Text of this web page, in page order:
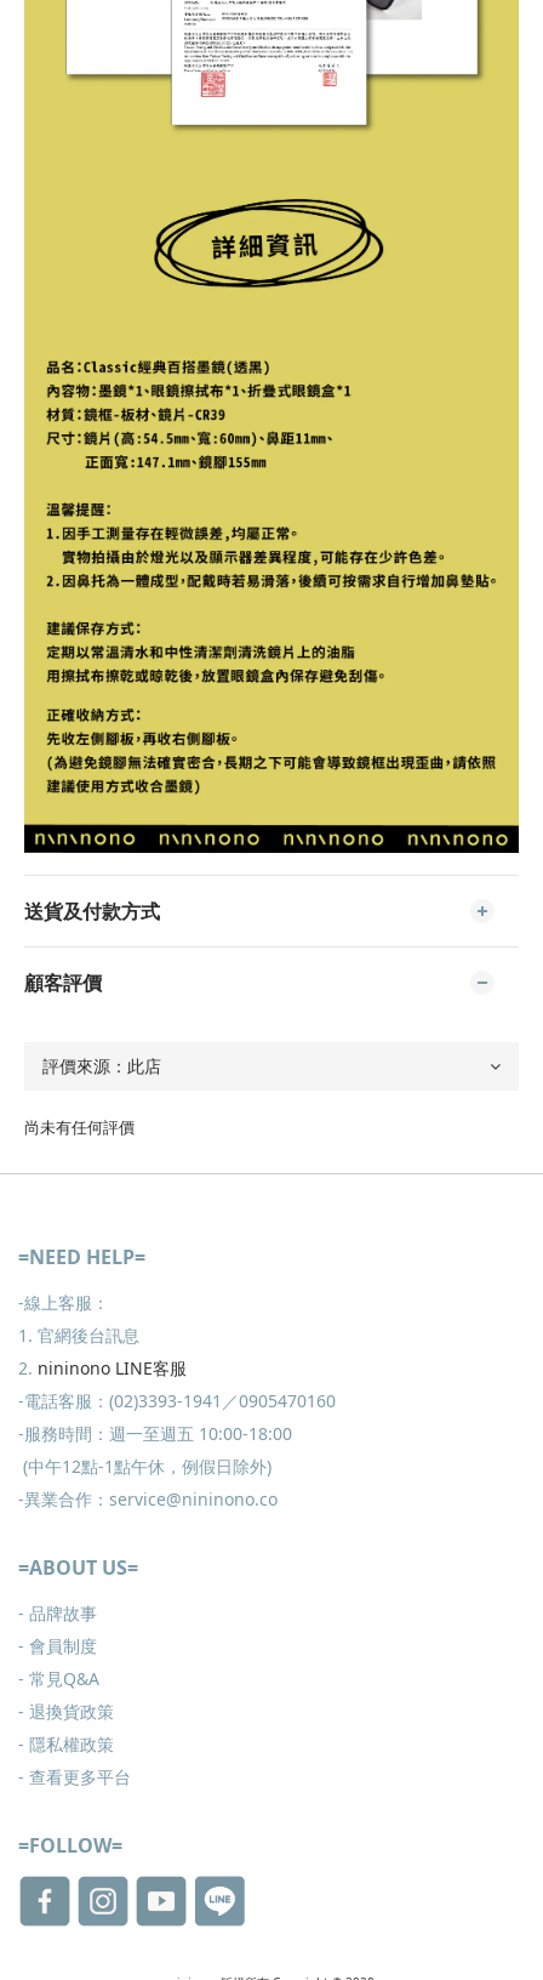
送貨及付款方式
顧客評價
尚未有任何評價
=NEED HELP=
-線上客服：
1. 官網後台訊息
2. nininono LINE客服
-電話客服：(02)3393-1941／0905470160
-服務時間：週一至週五 10:00-18:00
(中午12點-1點午休，例假日除外)
-異業合作：service@nininono.co
=ABOUT US=
- 品牌故事
- 會員制度
- 常見Q&A
- 退換貨政策
- 隱私權政策
- 查看更多平台
=FOLLOW=